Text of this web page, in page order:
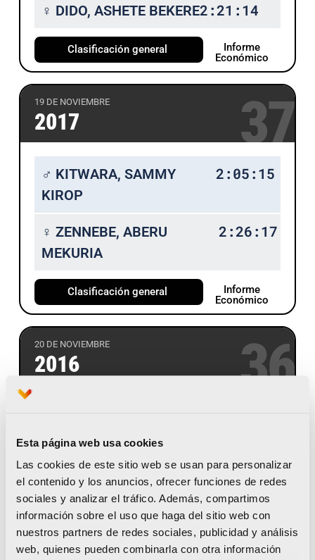
Esta página web usa cookies
Las cookies de este sitio web se usan para personalizar
el contenido y los anuncios, ofrecer funciones de redes
sociales y analizar el tráfico. Además, compartimos
información sobre el uso que haga del sitio web con
nuestros partners de redes sociales, publicidad y análisis
web, quienes pueden combinarla con otra información
♀ DIDO, ASHETE BEKERE2:21:14
Clasificación general
Informe
Económico
19 DE NOVIEMBRE
2017 37
♂ KITWARA, SAMMY
KIROP
2:05:15
♀ ZENNEBE, ABERU
MEKURIA
2:26:17
Clasificación general
Informe
Económico
20 DE NOVIEMBRE
2016 36
♀ AIYABEI, VALARY
JEMELI
Clasificación general
Informe
Económico